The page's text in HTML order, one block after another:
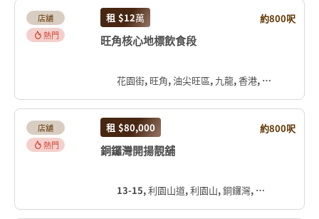
店舖
熱門
租 $12萬 約800呎
旺角核心地標飲食段
花園街, 旺角, 油尖旺區, 九龍, 香港, 中国
店舖
熱門
租 $80,000 約800呎
銅鑼灣開揚靚舖
13-15, 利園山道, 利園山, 銅鑼灣, 灣仔區, 香港島, 香港, 中国